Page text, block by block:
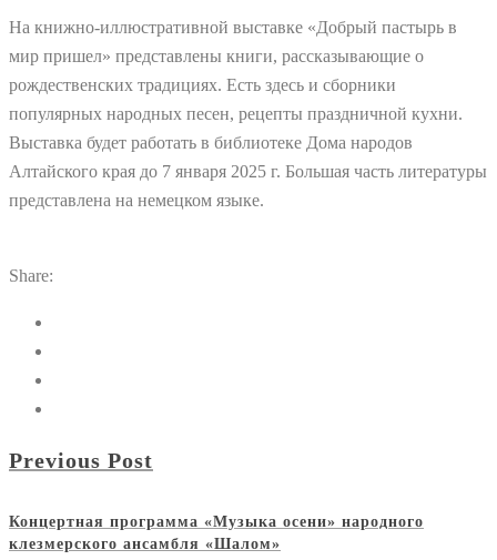
На книжно-иллюстративной выставке «Добрый пастырь в
мир пришел» представлены книги, рассказывающие о
рождественских традициях. Есть здесь и сборники
популярных народных песен, рецепты праздничной кухни.
Выставка будет работать в библиотеке Дома народов
Алтайского края до 7 января 2025 г. Большая часть литературы
представлена на немецком языке.
Share:
Previous Post
Концертная программа «Музыка осени» народного
клезмерского ансамбля «Шалом»